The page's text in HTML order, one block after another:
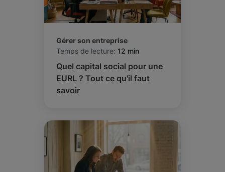
Gérer son entreprise
Temps de lecture: 12 min
Quel capital social pour une
EURL ? Tout ce qu'il faut
savoir